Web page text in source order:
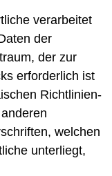
verarbeitet
der
der zur
erforderlich ist
Richtlinien-
welchen
unterliegt,